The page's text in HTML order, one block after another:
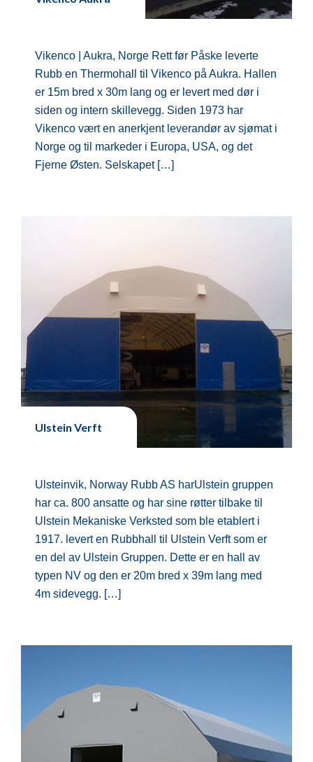
Vikenco | Aukra, Norge Rett før Påske leverte
Rubb en Thermohall til Vikenco på Aukra. Hallen
er 15m bred x 30m lang og er levert med dør i
siden og intern skillevegg. Siden 1973 har
Vikenco vært en anerkjent leverandør av sjømat i
Norge og til markeder i Europa, USA, og det
Fjerne Østen. Selskapet […]
Ulstein Verft
Ulsteinvik, Norway Rubb AS harUlstein gruppen
har ca. 800 ansatte og har sine røtter tilbake til
Ulstein Mekaniske Verksted som ble etablert i
1917. levert en Rubbhall til Ulstein Verft som er
en del av Ulstein Gruppen. Dette er en hall av
typen NV og den er 20m bred x 39m lang med
4m sidevegg. […]